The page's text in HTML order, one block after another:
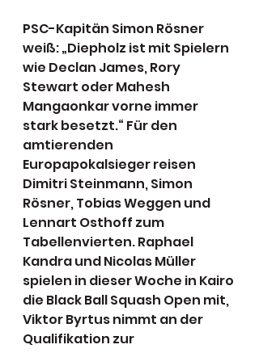
PSC-Kapitän Simon Rösner
weiß: „Diepholz ist mit Spielern
wie Declan James, Rory
Stewart oder Mahesh
Mangaonkar vorne immer
stark besetzt.“ Für den
amtierenden
Europapokalsieger reisen
Dimitri Steinmann, Simon
Rösner, Tobias Weggen und
Lennart Osthoff zum
Tabellenvierten. Raphael
Kandra und Nicolas Müller
spielen in dieser Woche in Kairo
die Black Ball Squash Open mit,
Viktor Byrtus nimmt an der
Qualifikation zur